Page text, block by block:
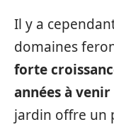
Il y a
domaines
forte
années à venir
jardin offre un